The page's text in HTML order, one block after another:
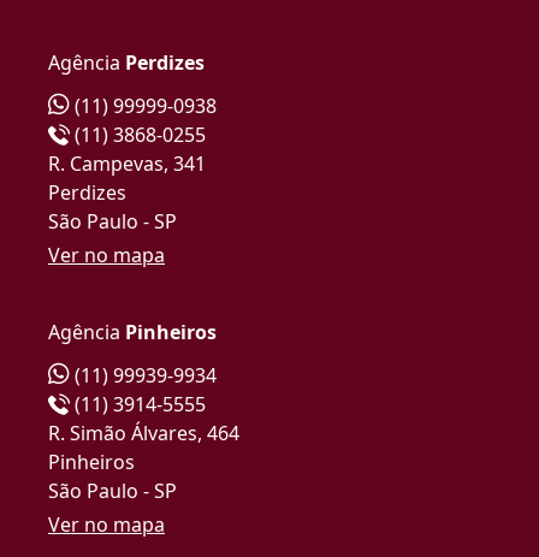
Agência Perdizes
(11) 99999-0938
(11) 3868-0255
R. Campevas, 341
Perdizes
São Paulo - SP
Ver no mapa
Agência Pinheiros
(11) 99939-9934
(11) 3914-5555
R. Simão Álvares, 464
Pinheiros
São Paulo - SP
Ver no mapa